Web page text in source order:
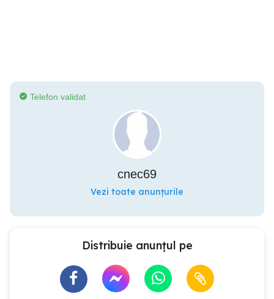
Telefon validat
cnec69
Vezi toate anunțurile
Distribuie anunțul pe